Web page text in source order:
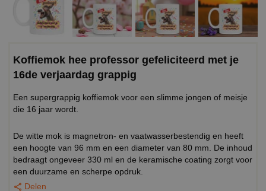
Koffiemok hee professor gefeliciteerd met je
16de verjaardag grappig
Een supergrappig koffiemok voor een slimme jongen of meisje
die 16 jaar wordt.
De witte mok is magnetron- en vaatwasserbestendig en heeft
een hoogte van 96 mm en een diameter van 80 mm. De inhoud
bedraagt ongeveer 330 ml en de keramische coating zorgt voor
een duurzame en scherpe opdruk.
Delen